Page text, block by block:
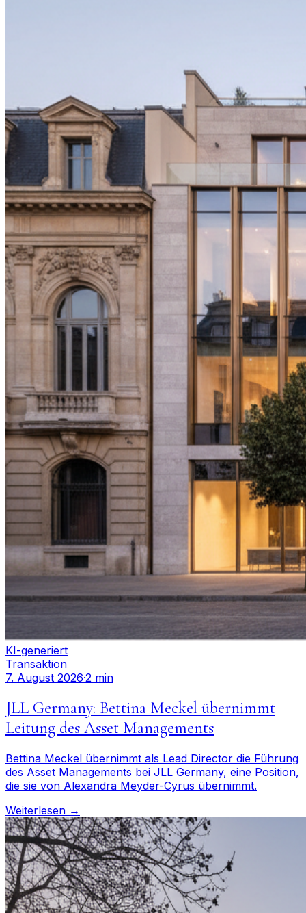
KI-generiert
Transaktion
7. August 2026·2 min
JLL Germany: Bettina Meckel übernimmt
Leitung des Asset Managements
Bettina Meckel übernimmt als Lead Director die Führung
des Asset Managements bei JLL Germany, eine Position,
die sie von Alexandra Meyder-Cyrus übernimmt.
Weiterlesen →